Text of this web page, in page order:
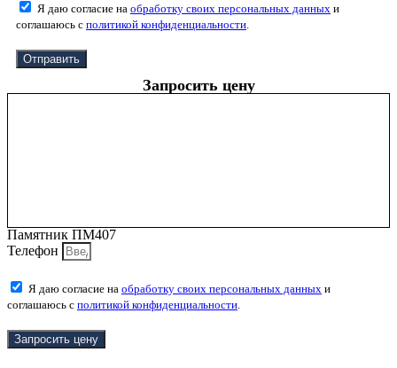
Я даю согласие на обработку своих персональных данных и
соглашаюсь с политикой конфиденциальности
Отправить
Запросить цену
Памятник ПМ407
Телефон
Я даю согласие на обработку своих персональных данных и
соглашаюсь с политикой конфиденциальности
Запросить цену